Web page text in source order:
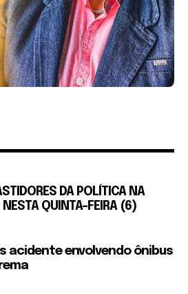
DA POLÍTICA NA
NESTA QUINTA-FEIRA (6)
acidente envolvendo ônibus